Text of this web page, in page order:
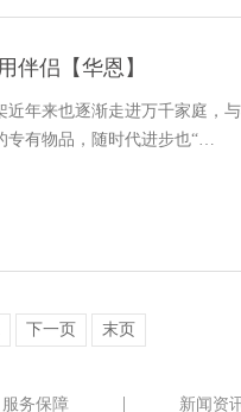
伴侣【华恩】
年来也逐渐走进万千家庭，
专有物品，随时代进步也“…
下一页 末页
服务保障 新闻资